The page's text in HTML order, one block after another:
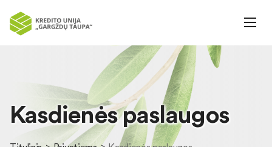
Kasdienės paslaugos